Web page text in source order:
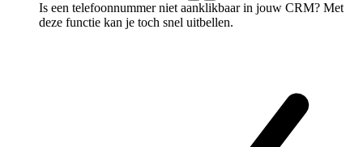
Is een telefoonnummer niet aanklikbaar in jouw CRM? Met
deze functie kan je toch snel uitbellen.